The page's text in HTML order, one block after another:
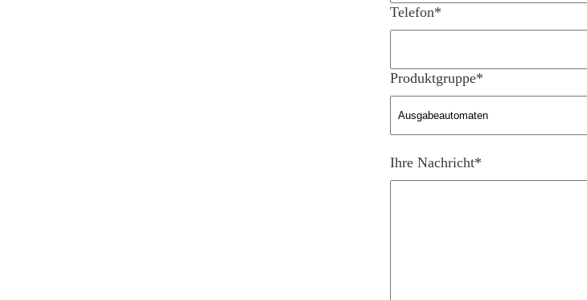
Telefon*
Produktgruppe*
Bitte lasse dieses Feld leer.
Ihre Nachricht*